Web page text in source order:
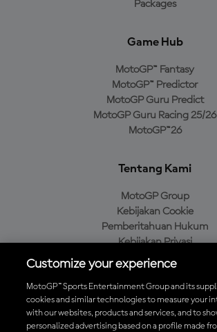
Packages
Game Hub
MotoGP™ Fantasy
MotoGP™ Predictor
MotoGP Guru Predict
MotoGP Guru Racing 25/26
MotoGP™26
Tentang Kami
MotoGP Group
Kebijakan Cookie
Pemberitahuan Hukum
Kebijakan Privasi
Kebijakan Pembelian
Unduh Aplikasi Resmi
Customize your experience
MotoGP™ Sports Entertainment Group and its
cookies and similar technologies to measure your
with our websites, products and services, and to
personalized advertising based on a profile made